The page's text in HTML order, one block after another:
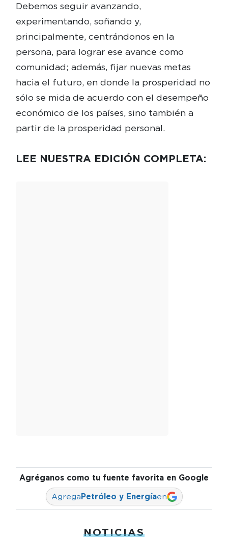
Debemos seguir avanzando,
experimentando, soñando y,
principalmente, centrándonos en la
persona, para lograr ese avance como
comunidad; además, fijar nuevas metas
hacia el futuro, en donde la prosperidad no
sólo se mida de acuerdo con el desempeño
económico de los países, sino también a
partir de la prosperidad personal.
LEE NUESTRA EDICIÓN COMPLETA:
Agréganos como tu fuente favorita en Google
Agrega Petróleo y Energíaen
NOTICIAS